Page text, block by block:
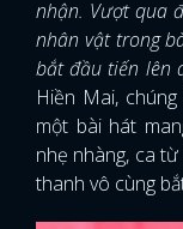
nhận. Vượt qua
nhân vật trong
bắt đầu tiến lên
Hiền Mai,
một bài hát
nhẹ nhàng, ca
thanh vô cùng